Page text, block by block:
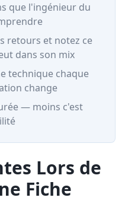
que l'ingénieur du
retours et notez ce
dans son mix
technique chaque
change
— moins c'est
Lors de
Fiche